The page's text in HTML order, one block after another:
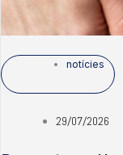
notícies
29/07/2026